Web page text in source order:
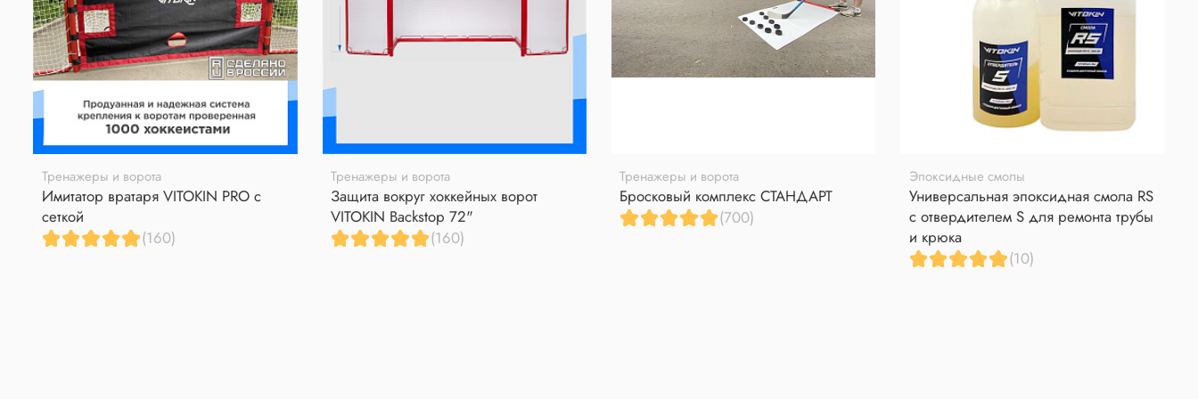
Тренажеры и ворота
Имитатор вратаря VITOKIN PRO с
сеткой
(160)
Тренажеры и ворота
Защита вокруг хоккейных ворот
VITOKIN Backstop 72"
(160)
Тренажеры и ворота
Бросковый комплекс СТАНДАРТ
(700)
Эпоксидные смолы
Универсальная эпоксидная смола RS
с отвердителем S для ремонта трубы
и крюка
(10)